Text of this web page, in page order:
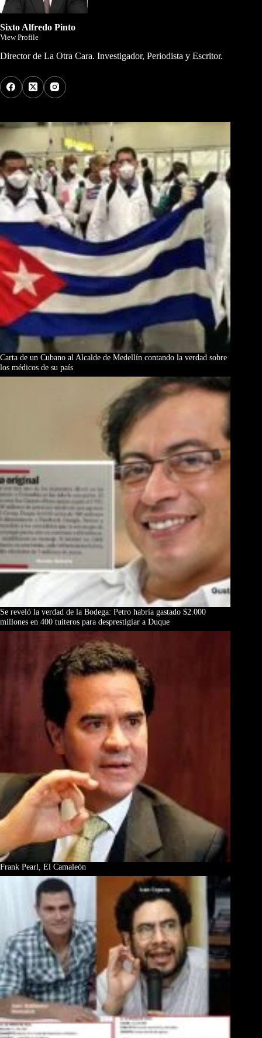
Sixto Alfredo Pinto
View Profile
Director de La Otra Cara. Investigador, Periodista y Escritor.
Carta de un Cubano al Alcalde de Medellín contando la verdad sobre
los médicos de su país
Se reveló la verdad de la Bodega: Petro habría gastado $2.000
millones en 400 tuiteros para desprestigiar a Duque
Frank Pearl, El Camaleón